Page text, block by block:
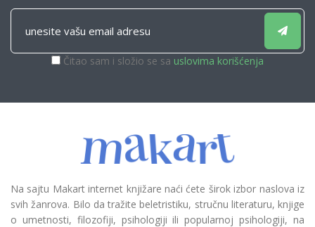
Čitao sam i složio se sa uslovima korišćenja
Na sajtu Makart internet knjižare naći ćete širok izbor naslova iz
svih žanrova. Bilo da tražite beletristiku, stručnu literaturu, knjige
o umetnosti, filozofiji, psihologiji ili popularnoj psihologiji, na